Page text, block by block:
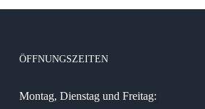
ÖFFNUNGSZEITEN
Montag, Dienstag und Freitag: